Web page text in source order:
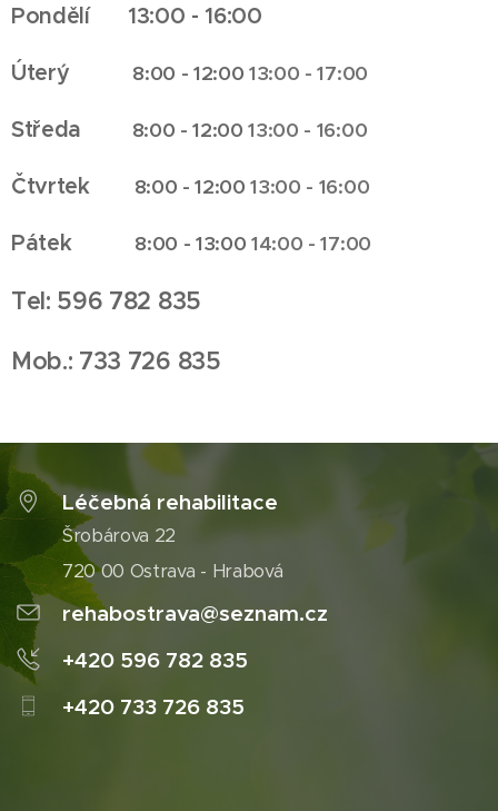
Pondělí 13:00 - 16:00
Úterý 8:00 - 12:0013:00 - 17:00
Středa 8:00 - 12:0013:00 - 16:00
Čtvrtek 8:00 - 12:0013:00 - 16:00
Pátek 8:00 - 13:0014:00 - 17:00
Tel: 596 782 835
Mob.: 733 726 835
Léčebná rehabilitace
Šrobárova 22
720 00 Ostrava - Hrabová
rehabostrava@seznam.cz
+420 596 782 835
+420 733 726 835